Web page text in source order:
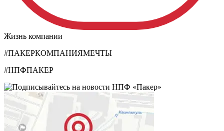
Жизнь компании
#ПАКЕРКОМПАНИЯМЕЧТЫ
#НПФПАКЕР